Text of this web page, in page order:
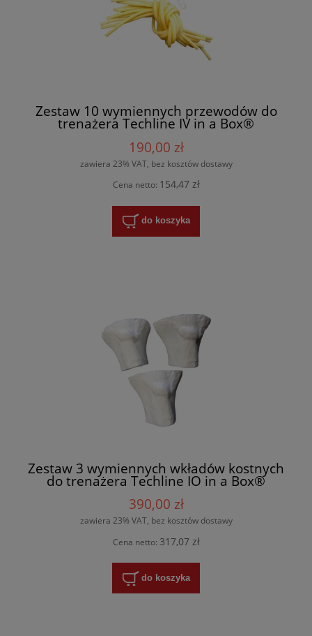
Zestaw 10 wymiennych przewodów do
trenażera Techline IV in a Box®
190,00 zł
zawiera 23% VAT, bez kosztów dostawy
Cena netto: 154,47 zł
do koszyka
Zestaw 3 wymiennych wkładów kostnych
do trenażera Techline IO in a Box®
390,00 zł
zawiera 23% VAT, bez kosztów dostawy
Cena netto: 317,07 zł
do koszyka